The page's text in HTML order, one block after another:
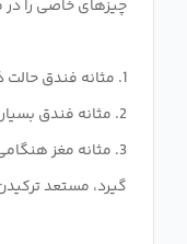
3. مثانه مغز